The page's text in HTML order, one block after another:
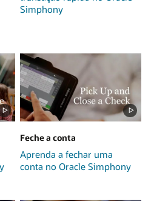
Simphony
Feche a conta
Aprenda a fechar uma
conta no Oracle Simphony